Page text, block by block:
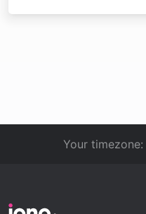
Your timezone: